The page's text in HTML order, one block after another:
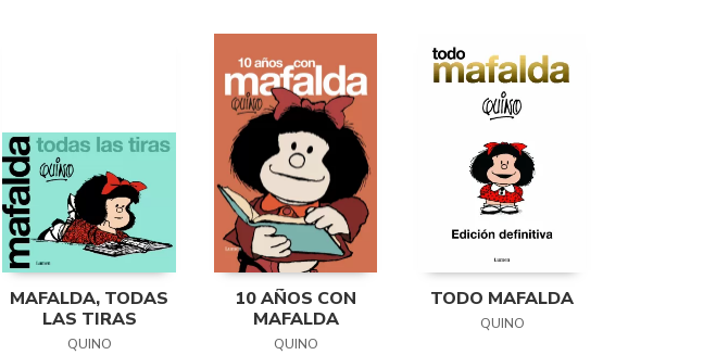
MAFALDA, TODAS
LAS TIRAS
QUINO
10 AÑOS CON
MAFALDA
QUINO
TODO MAFALDA
QUINO